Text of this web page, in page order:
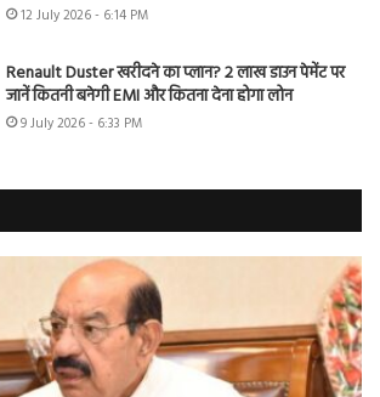
12 July 2026 - 6:14 PM
Renault Duster खरीदने का प्लान? 2 लाख डाउन पेमेंट पर
जानें कितनी बनेगी EMI और कितना देना होगा लोन
9 July 2026 - 6:33 PM